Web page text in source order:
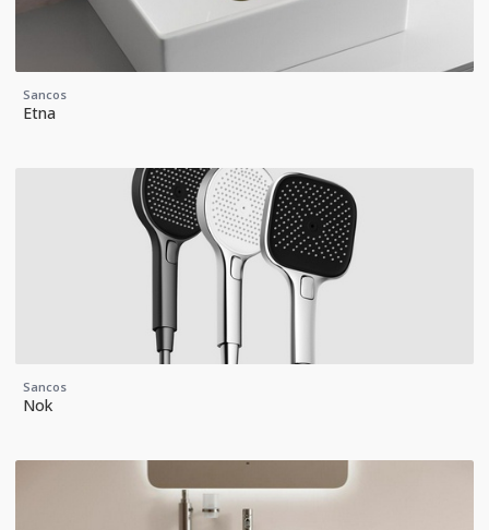
Sancos
Etna
Sancos
Nok